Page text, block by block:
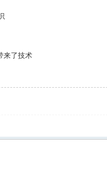
来了技术